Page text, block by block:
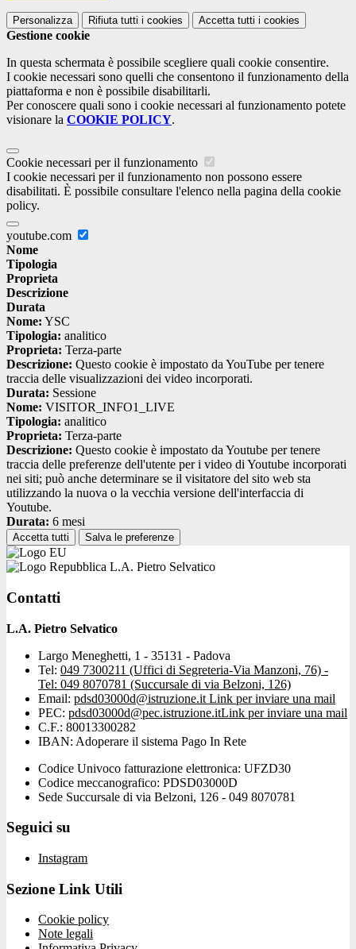
Personalizza Rifiuta tutti i cookies Accetta tutti i cookies
Gestione cookie
In questa schermata è possibile scegliere quali cookie consentire.
I cookie necessari sono quelli che consentono il funzionamento della
piattaforma e non è possibile disabilitarli.
Per conoscere quali sono i cookie necessari al funzionamento potete
visionare la COOKIE POLICY.
Cookie necessari per il funzionamento
I cookie necessari per il funzionamento non possono essere
disabilitati. È possibile consultare l'elenco nella pagina della cookie
policy.
youtube.com
Nome
Tipologia
Proprieta
Descrizione
Durata
Nome: YSC
Tipologia: analitico
Proprieta: Terza-parte
Descrizione: Questo cookie è impostato da YouTube per tenere
traccia delle visualizzazioni dei video incorporati.
Durata: Sessione
Nome: VISITOR_INFO1_LIVE
Tipologia: analitico
Proprieta: Terza-parte
Descrizione: Questo cookie è impostato da Youtube per tenere
traccia delle preferenze dell'utente per i video di Youtube incorporati
nei siti; può anche determinare se il visitatore del sito web sta
utilizzando la nuova o la vecchia versione dell'interfaccia di
Youtube.
Durata: 6 mesi
Accetta tutti Salva le preferenze
L.A. Pietro Selvatico
Contatti
L.A. Pietro Selvatico
Largo Meneghetti, 1 - 35131 - Padova
Tel: 049 7300211 (Uffici di Segreteria-Via Manzoni, 76) -
Tel: 049 8070781 (Succursale di via Belzoni, 126)
Email: pdsd03000d@istruzione.it Link per inviare una mail
PEC: pdsd03000d@pec.istruzione.itLink per inviare una mail
C.F.: 80013300282
IBAN: Adoperare il sistema Pago In Rete
Codice Univoco fatturazione elettronica: UFZD30
Codice meccanografico: PDSD03000D
Sede Succursale di via Belzoni, 126 - 049 8070781
Seguici su
Instagram
Sezione Link Utili
Cookie policy
Note legali